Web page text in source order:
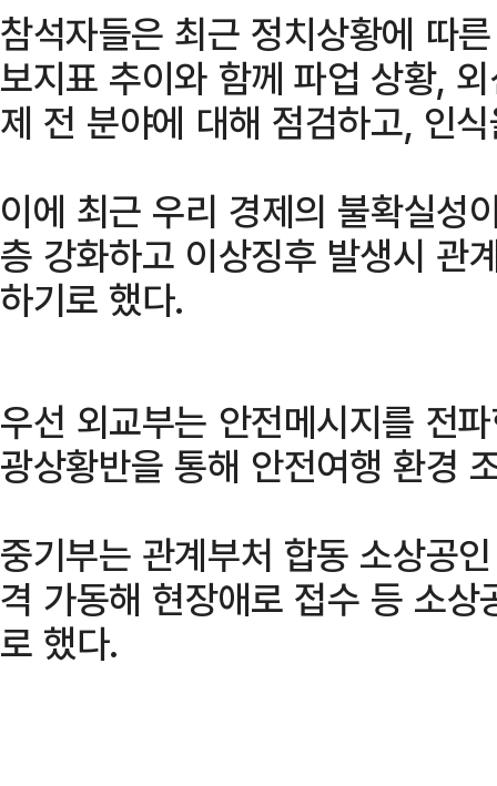
참석자들은 최근 정치상황에 따
보지표 추이와 함께 파업 상황,
제 전 분야에 대해 점검하고, 인
이에 최근 우리 경제의 불확실성
층 강화하고 이상징후 발생시 관
하기로 했다.
우선 외교부는 안전메시지를 전
광상황반을 통해 안전여행 환경
중기부는 관계부처 합동 소상공
격 가동해 현장애로 접수 등 소
로 했다.